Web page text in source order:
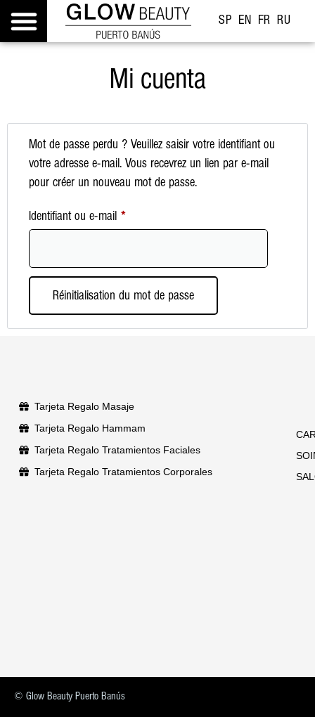
SP EN FR RU
Mi cuenta
Mot de passe perdu ? Veuillez saisir votre identifiant ou
votre adresse e-mail. Vous recevrez un lien par e-mail
pour créer un nouveau mot de passe.
Identifiant ou e-mail *
Réinitialisation du mot de passe
Tarjeta Regalo Masaje
Tarjeta Regalo Hammam
Tarjeta Regalo Tratamientos Faciales
Tarjeta Regalo Tratamientos Corporales
© Glow Beauty Puerto Banús